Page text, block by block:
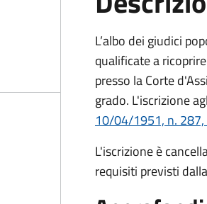
L’albo dei giudici
qualificate a
presso la Corte
grado. L'iscrizione
10/04/1951, n. 287,
L'iscrizione è
requisiti previsti